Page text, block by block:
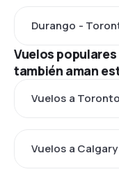
Durango -
Vuelos
también aman
Vuelos a Toronto
Vuelos a Calgary